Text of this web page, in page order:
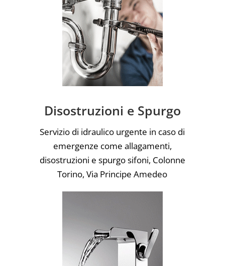
Disostruzioni e Spurgo
Servizio di idraulico urgente in caso di
emergenze come allagamenti,
disostruzioni e spurgo sifoni, Colonne
Torino, Via Principe Amedeo